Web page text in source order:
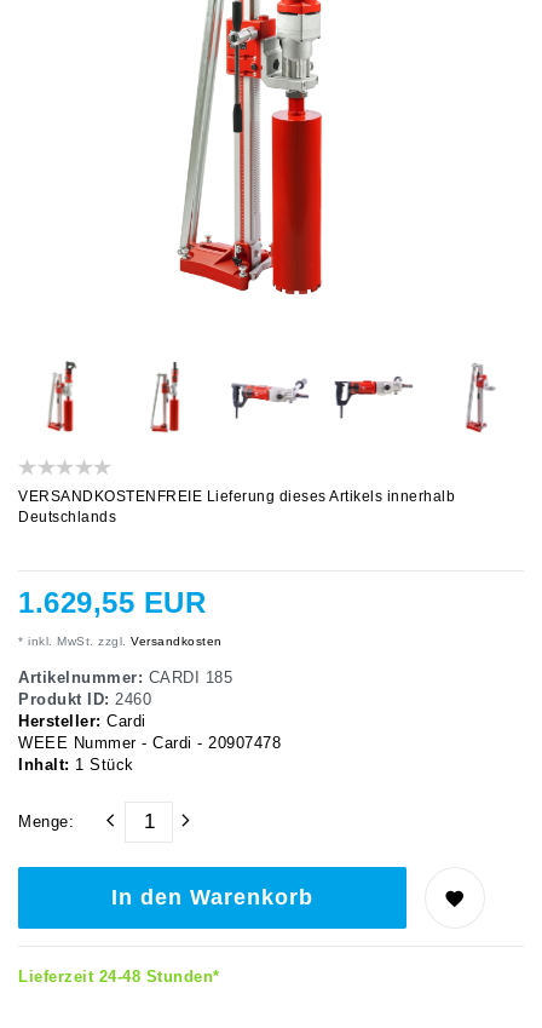
VERSANDKOSTENFREIE Lieferung dieses Artikels innerhalb
Deutschlands
1.629,55 EUR
* inkl. MwSt. zzgl. Versandkosten
Artikelnummer: CARDI 185
Produkt ID: 2460
Hersteller: Cardi
WEEE Nummer - Cardi - 20907478
Inhalt: 1 Stück
Menge:
In den Warenkorb
Lieferzeit 24-48 Stunden*